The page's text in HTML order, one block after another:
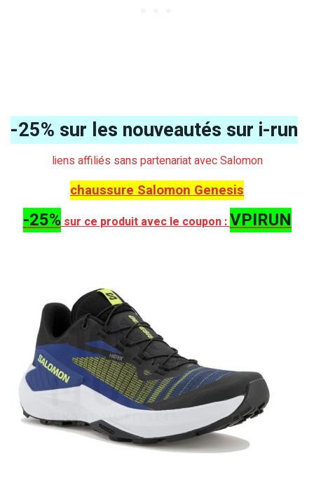
-25% sur les nouveautés sur i-run
liens affiliés sans partenariat avec Salomon
chaussure Salomon Genesis
-25%sur ce produit avec le coupon :VPIRUN